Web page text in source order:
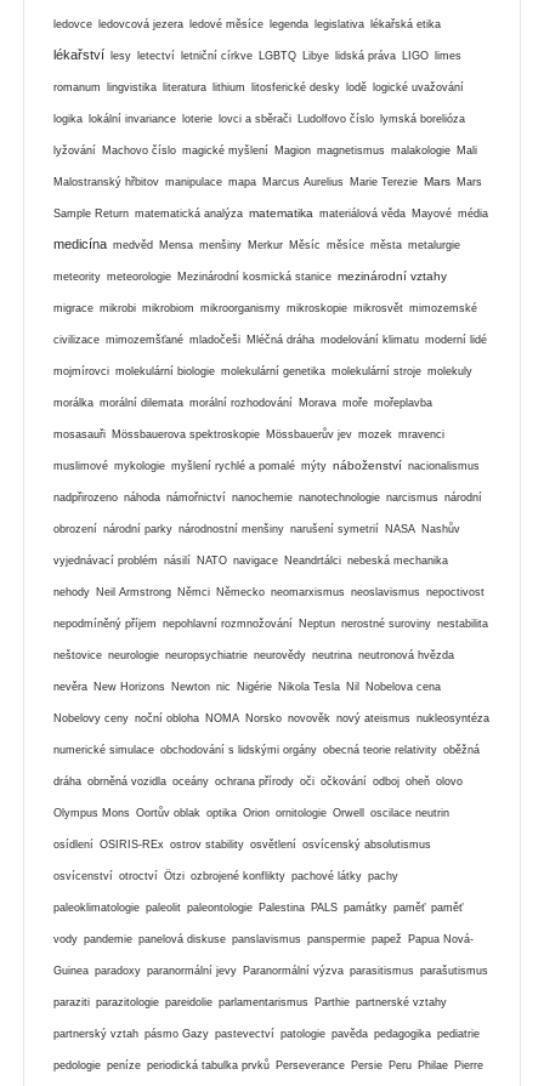
ledovce ledovcová jezera ledové měsíce legenda legislativa lékařská etika
lékařství lesy letectví letniční církve LGBTQ Libye lidská práva LIGO limes
romanum lingvistika literatura lithium litosferické desky lodě logické uvažování
logika lokální invariance loterie lovci a sběrači Ludolfovo číslo lymská borelióza
lyžování Machovo číslo magické myšlení Magion magnetismus malakologie Mali
Malostranský hřbitov manipulace mapa Marcus Aurelius Marie Terezie Mars Mars
Sample Return matematická analýza matematika materiálová věda Mayové média
medicína medvěd Mensa menšiny Merkur Měsíc měsíce města metalurgie
meteority meteorologie Mezinárodní kosmická stanice mezinárodní vztahy
migrace mikrobi mikrobiom mikroorganismy mikroskopie mikrosvět mimozemské
civilizace mimozemšťané mladočeši Mléčná dráha modelování klimatu moderní lidé
mojmírovci molekulární biologie molekulární genetika molekulární stroje molekuly
morálka morální dilemata morální rozhodování Morava moře mořeplavba
mosasauři Mössbauerova spektroskopie Mössbauerův jev mozek mravenci
muslimové mykologie myšlení rychlé a pomalé mýty náboženství nacionalismus
nadpřirozeno náhoda námořnictví nanochemie nanotechnologie narcismus národní
obrození národní parky národnostní menšiny narušení symetrií NASA Nashův
vyjednávací problém násilí NATO navigace Neandrtálci nebeská mechanika
nehody Neil Armstrong Němci Německo neomarxismus neoslavismus nepoctivost
nepodmíněný příjem nepohlavní rozmnožování Neptun nerostné suroviny nestabilita
neštovice neurologie neuropsychiatrie neurovědy neutrina neutronová hvězda
nevěra New Horizons Newton nic Nigérie Nikola Tesla Nil Nobelova cena
Nobelovy ceny noční obloha NOMA Norsko novověk nový ateismus nukleosyntéza
numerické simulace obchodování s lidskými orgány obecná teorie relativity oběžná
dráha obrněná vozidla oceány ochrana přírody oči očkování odboj oheň olovo
Olympus Mons Oortův oblak optika Orion ornitologie Orwell oscilace neutrin
osídlení OSIRIS-REx ostrov stability osvětlení osvícenský absolutismus
osvícenství otroctví Ötzi ozbrojené konflikty pachové látky pachy
paleoklimatologie paleolit paleontologie Palestina PALS památky paměť paměť
vody pandemie panelová diskuse panslavismus panspermie papež Papua Nová-
Guinea paradoxy paranormální jevy Paranormální výzva parasitismus parašutismus
paraziti parazitologie pareidolie parlamentarismus Parthie partnerské vztahy
partnerský vztah pásmo Gazy pastevectví patologie pavěda pedagogika pediatrie
pedologie peníze periodická tabulka prvků Perseverance Persie Peru Philae Pierre